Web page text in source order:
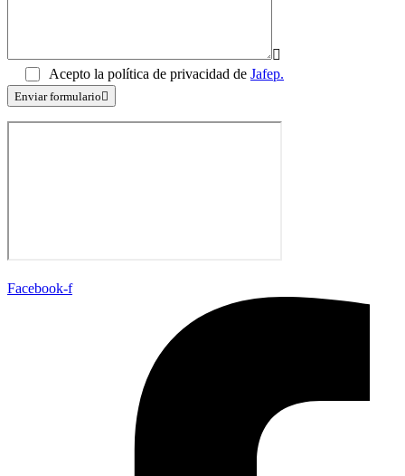
Acepto la política de privacidad de Jafep.
Enviar formulario
Facebook-f